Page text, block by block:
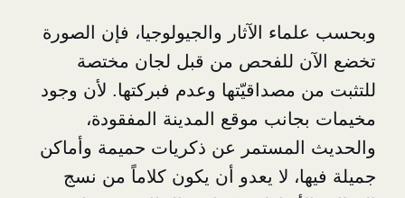
الآثار والجيولوجيا، فإن الصورة
للفحص من قبل لجان مختصة
مصداقيّتها وعدم فبركتها. لأن وجود
موقع المدينة المفقودة،
عن ذكريات حميمة وأماكن
لا يعدو أن يكون كلاماً من نسج